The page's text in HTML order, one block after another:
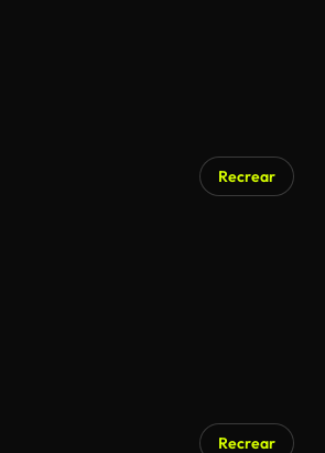
Recrear
Recrear